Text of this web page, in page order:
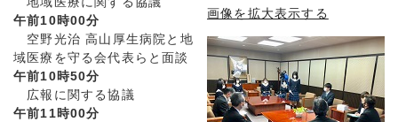
画像を拡大表示する
午前10時00分
空野光治 高山厚生病院と地
域医療を守る会代表らと面談
午前10時50分
広報に関する協議
午前11時00分